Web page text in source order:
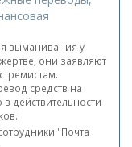
выманивания у
они заявляют
средств на
действительности
"Почта